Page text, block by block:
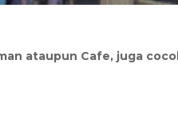
ataupun Cafe, juga